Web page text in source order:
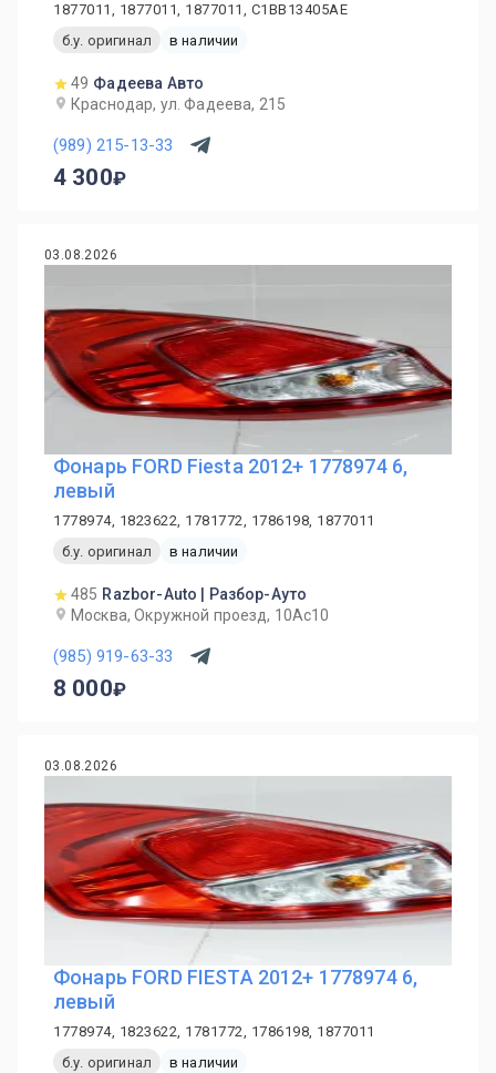
1877011, 1877011, 1877011, C1BB13405AE
б.у. оригинал
в наличии
49 Фадеева Авто
Краснодар, ул. Фадеева, 215
(989) 215-13-33
4 300
03.08.2026
Фонарь FORD Fiesta 2012+ 1778974 6,
левый
1778974, 1823622, 1781772, 1786198, 1877011
б.у. оригинал
в наличии
485 Razbor-Auto | Разбор-Ауто
Москва, Окружной проезд, 10Ас10
(985) 919-63-33
8 000
03.08.2026
Фонарь FORD FIESTA 2012+ 1778974 6,
левый
1778974, 1823622, 1781772, 1786198, 1877011
б.у. оригинал
в наличии